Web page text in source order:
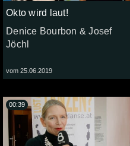
Okto wird laut!
Denice Bourbon & Josef
Jöchl
vom 25.06.2019
00:39